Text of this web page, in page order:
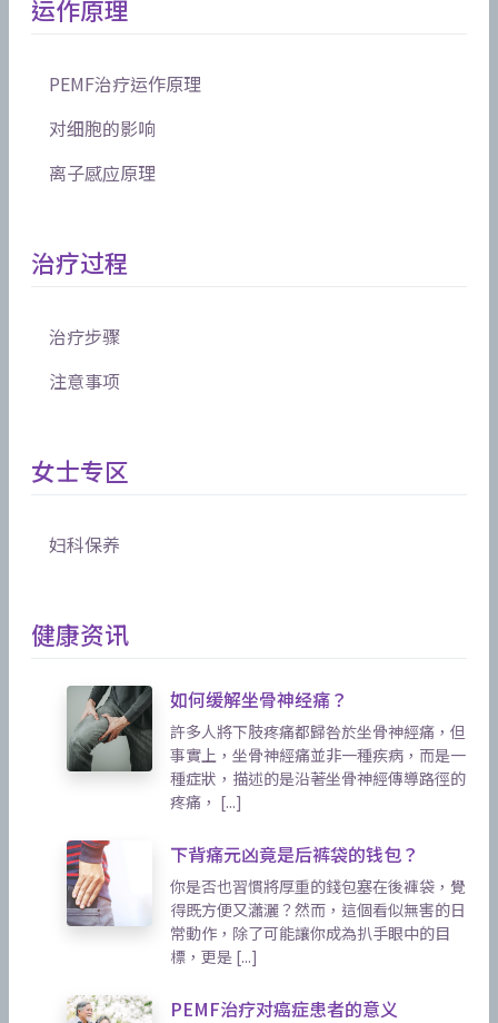
运作原理
PEMF治疗运作原理
对细胞的影响
离子感应原理
治疗过程
治疗步骤
注意事项
女士专区
妇科保养
健康资讯
如何缓解坐骨神经痛？
許多人將下肢疼痛都歸咎於坐骨神經痛，但
事實上，坐骨神經痛並非一種疾病，而是一
種症狀，描述的是沿著坐骨神經傳導路徑的
疼痛， [...]
下背痛元凶竟是后裤袋的钱包？
你是否也習慣將厚重的錢包塞在後褲袋，覺
得既方便又瀟灑？然而，這個看似無害的日
常動作，除了可能讓你成為扒手眼中的目
標，更是 [...]
PEMF治疗对癌症患者的意义